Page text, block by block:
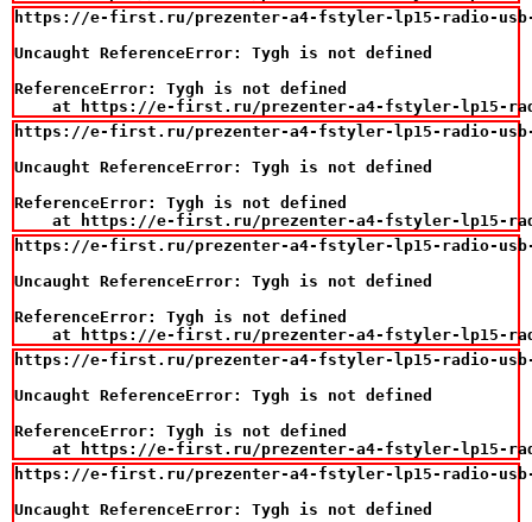
https://e-first.ru/prezenter-a4-fstyler-lp15-radio-usb-
Uncaught ReferenceError: Tygh is not defined
ReferenceError: Tygh is not defined
at https://e-first.ru/prezenter-a4-fstyler-lp15-
https://e-first.ru/prezenter-a4-fstyler-lp15-radio-usb-
Uncaught ReferenceError: Tygh is not defined
ReferenceError: Tygh is not defined
at https://e-first.ru/prezenter-a4-fstyler-lp15-
https://e-first.ru/prezenter-a4-fstyler-lp15-radio-usb-
Uncaught ReferenceError: Tygh is not defined
ReferenceError: Tygh is not defined
at https://e-first.ru/prezenter-a4-fstyler-lp15-
https://e-first.ru/prezenter-a4-fstyler-lp15-radio-usb-
Uncaught ReferenceError: Tygh is not defined
ReferenceError: Tygh is not defined
at https://e-first.ru/prezenter-a4-fstyler-lp15-
https://e-first.ru/prezenter-a4-fstyler-lp15-radio-usb-
Uncaught ReferenceError: Tygh is not defined